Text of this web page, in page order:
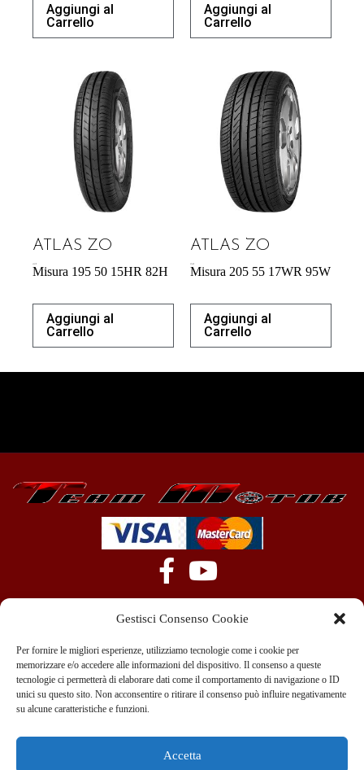
Gestisci Consenso Cookie
Per fornire le migliori esperienze, utilizziamo tecnologie come i cookie per
memorizzare e/o accedere alle informazioni del dispositivo. Il consenso a queste
tecnologie ci permetterà di elaborare dati come il comportamento di navigazione o ID
unici su questo sito. Non acconsentire o ritirare il consenso può influire negativamente
su alcune caratteristiche e funzioni.
Accetta
Aggiungi al
Carrello
Aggiungi al
Carrello
ATLAS ZO
Misura 195 50 15HR 82H
Aggiungi al
Carrello
ATLAS ZO
Misura 205 55 17WR 95W
Aggiungi al
Carrello
+39 351 970 89 33
info@teammotor.it